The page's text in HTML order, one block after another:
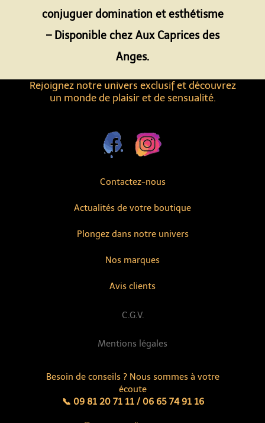
Contactez-nous
Actualités de votre boutique
Avis clients
Nos marques
Rejoignez notre univers exclusif et découvrez
un monde de plaisir et de sensualité.
Besoin de conseils ? Nous sommes à votre
écoute
📞 09 81 20 71 11 / 06 65 74 91 16
Plongez dans notre univers
Mentions légales
C.G.V.
conjuguer domination et esthétisme
– Disponible chez Aux Caprices des
Anges.